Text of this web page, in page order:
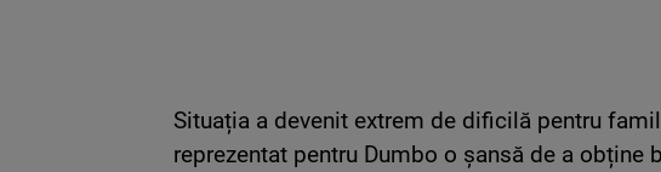
Situația a devenit extrem de dificilă pentru
reprezentat pentru Dumbo o șansă de a obține